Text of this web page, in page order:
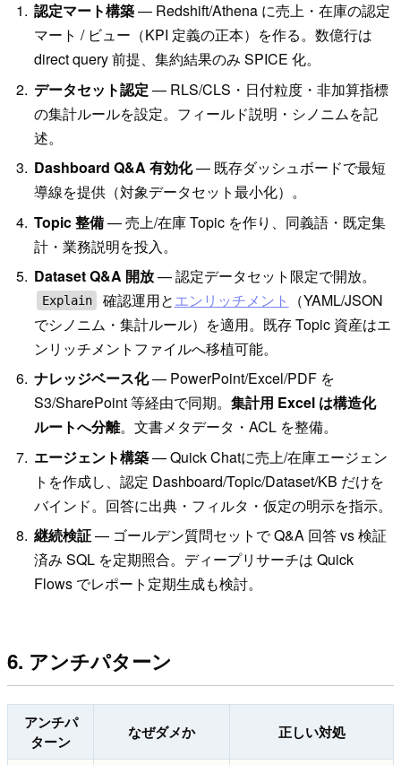
認定マート構築— Redshift/Athena に売上・在庫の認定
マート / ビュー（KPI 定義の正本）を作る。数億行は
direct query 前提、集約結果のみ SPICE 化。
データセット認定 — RLS/CLS・日付粒度・非加算指標
の集計ルールを設定。フィールド説明・シノニムを記
述。
Dashboard Q&A 有効化— 既存ダッシュボードで最短
導線を提供（対象データセット最小化）。
Topic 整備— 売上/在庫 Topic を作り、同義語・既定集
計・業務説明を投入。
Dataset Q&A 開放— 認定データセット限定で開放。
Explain 確認運用とエンリッチメント
（YAML/JSON
でシノニム・集計ルール）を適用。既存 Topic 資産はエ
ンリッチメントファイルへ移植可能。
ナレッジベース化— PowerPoint/Excel/PDF を
S3/SharePoint 等経由で同期。集計用 Excel は構造化
ルートへ分離。文書メタデータ・ACL を整備。
エージェント構築— Quick Chatに売上/在庫エージェン
トを作成し、認定 Dashboard/Topic/Dataset/KB だけを
バインド。回答に出典・フィルタ・仮定の明示を指示。
継続検証— ゴールデン質問セットで Q&A 回答 vs 検証
済み SQL を定期照合。ディープリサーチは Quick
Flows でレポート定期生成も検討。
6. アンチパターン
アンチパ
ターン
なぜダメか 正しい対処